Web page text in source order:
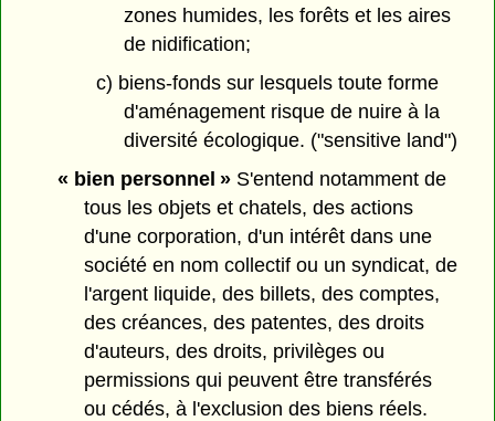
zones humides, les forêts et les aires
de nidification;
c) biens-fonds sur lesquels toute forme
d'aménagement risque de nuire à la
diversité écologique. ("sensitive land")
« bien personnel »S'entend notamment de
tous les objets et chatels, des actions
d'une corporation, d'un intérêt dans une
société en nom collectif ou un syndicat, de
l'argent liquide, des billets, des comptes,
des créances, des patentes, des droits
d'auteurs, des droits, privilèges ou
permissions qui peuvent être transférés
ou cédés, à l'exclusion des biens réels.